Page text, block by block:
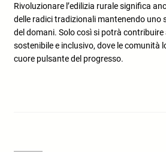
Rivoluzionare l’edilizia rurale significa
delle radici tradizionali mantenendo uno
del domani. Solo così si potrà contribuire
sostenibile e inclusivo, dove le comunità
cuore pulsante del progresso.